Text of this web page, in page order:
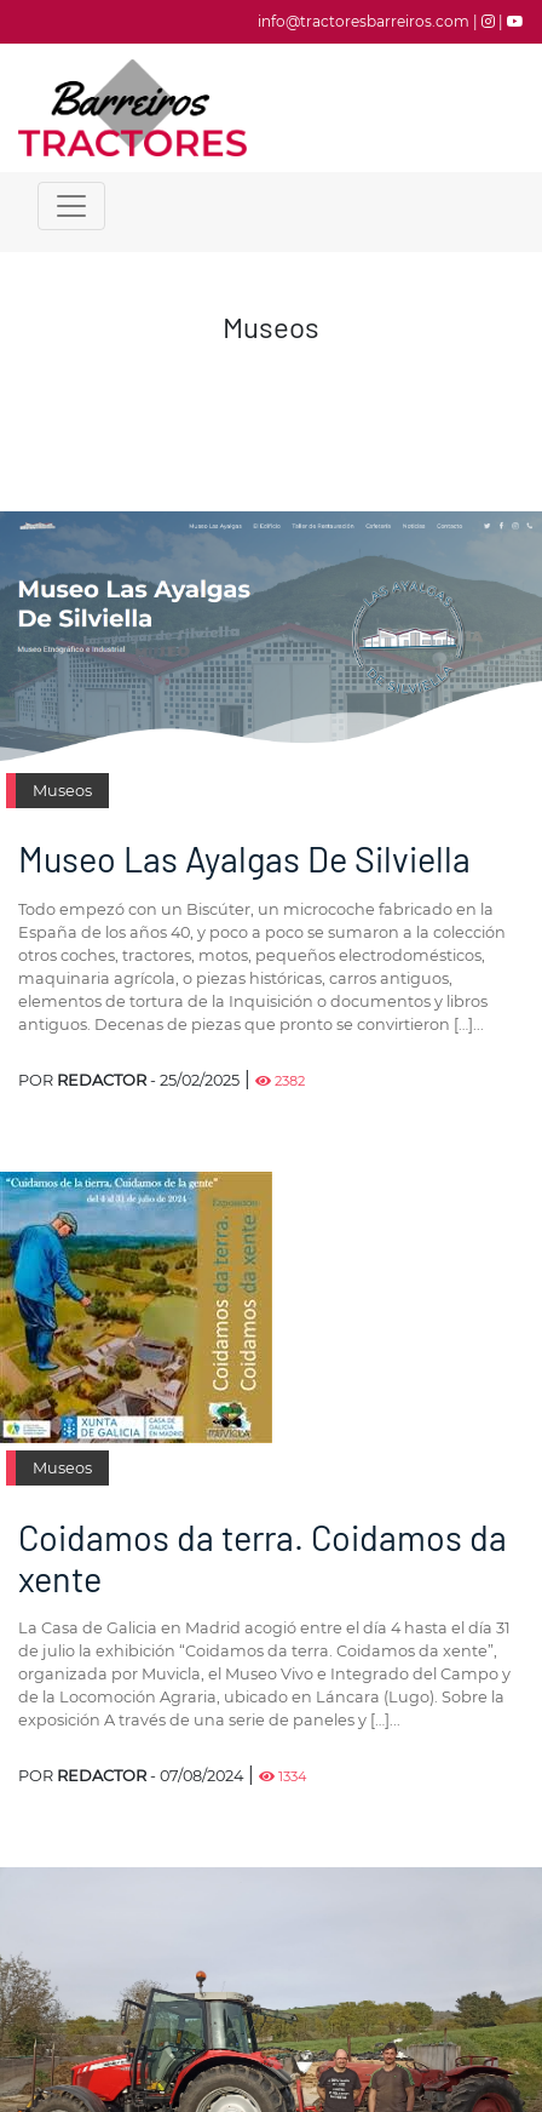
info@tractoresbarreiros.com |
Museos
Museos
Museo Las Ayalgas De Silviella
Todo empezó con un Biscúter, un microcoche fabricado en la
España de los años 40, y poco a poco se sumaron a la colección
otros coches, tractores, motos, pequeños electrodomésticos,
maquinaria agrícola, o piezas históricas, carros antiguos,
elementos de tortura de la Inquisición o documentos y libros
antiguos. Decenas de piezas que pronto se convirtieron […]...
POR REDACTOR - 25/02/2025 2382
Museos
Coidamos da terra. Coidamos da
xente
La Casa de Galicia en Madrid acogió entre el día 4 hasta el día 31
de julio la exhibición “Coidamos da terra. Coidamos da xente”,
organizada por Muvicla, el Museo Vivo e Integrado del Campo y
de la Locomoción Agraria, ubicado en Láncara (Lugo). Sobre la
exposición A través de una serie de paneles y […]...
POR REDACTOR - 07/08/2024| 1334